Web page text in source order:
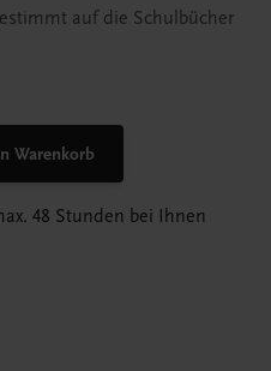
auf die Schulbücher
Warenkorb
48 Stunden bei Ihnen